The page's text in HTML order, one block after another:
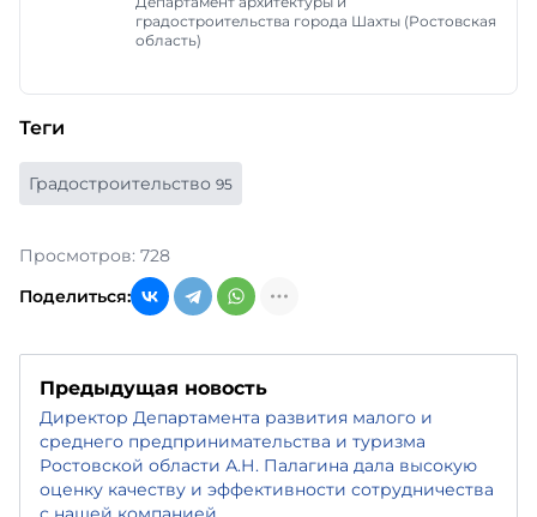
градостроительства города Шахты (Ростовская
область)
Теги
Градостроительство 95
Просмотров: 728
Поделиться:
Предыдущая новость
Директор Департамента развития малого и
среднего предпринимательства и туризма
Ростовской области А.Н. Палагина дала высокую
оценку качеству и эффективности сотрудничества